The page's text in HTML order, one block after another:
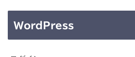
WordPress